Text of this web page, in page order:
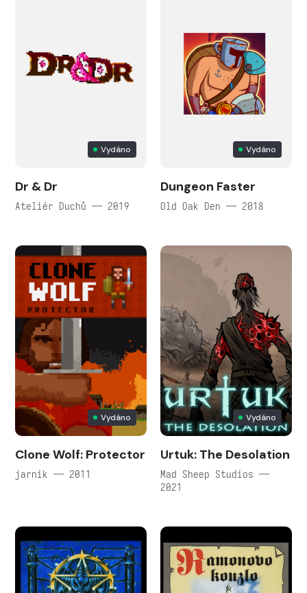
Vydáno
Dr & Dr
Ateliér Duchů — 2019
Vydáno
Dungeon Faster
Old Oak Den — 2018
Vydáno
Clone Wolf: Protector
jarnik — 2011
Vydáno
Urtuk: The Desolation
Mad Sheep Studios —
2021